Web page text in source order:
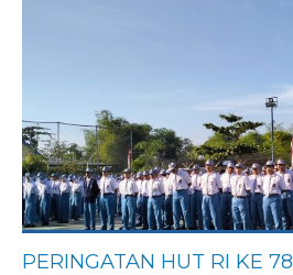
PERINGATAN HUT RI KE 78